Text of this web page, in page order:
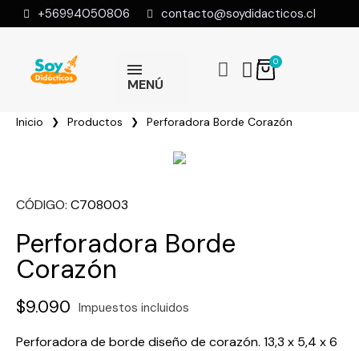
+56994050806 contacto@soydidacticos.cl
MENÚ
Inicio Productos Perforadora Borde Corazón
CÓDIGO C708003
Perforadora Borde
Corazón
$9.090 Impuestos incluidos
Perforadora de borde diseño de corazón. 13,3 x 5,4 x 6